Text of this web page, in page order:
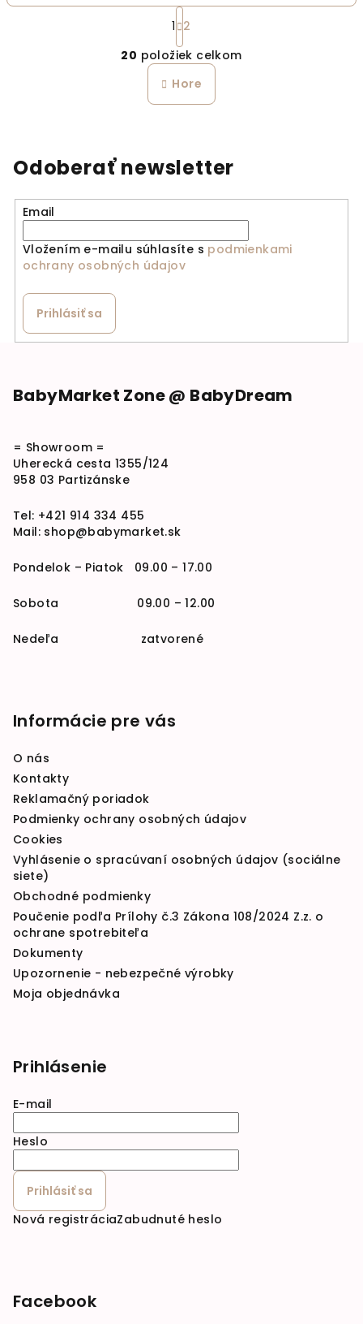
Ovládacie prvky
Stránkovanie
1 2
20 položiek celkom
Hore
Odoberať newsletter
Email
Vložením e-mailu súhlasíte s podmienkami
ochrany osobných údajov
Prihlásiť sa
BabyMarket Zone @ BabyDream
= Showroom =
Uherecká cesta 1355/124
958 03 Partizánske
Tel: +421 914 334 455
Mail: shop@babymarket.sk
Pondelok – Piatok 09.00 – 17.00
Sobota 09.00 – 12.00
Nedeľa zatvorené
Informácie pre vás
O nás
Kontakty
Reklamačný poriadok
Podmienky ochrany osobných údajov
Cookies
Vyhlásenie o spracúvaní osobných údajov (sociálne
siete)
Obchodné podmienky
Poučenie podľa Prílohy č.3 Zákona 108/2024 Z.z. o
ochrane spotrebiteľa
Dokumenty
Upozornenie - nebezpečné výrobky
Moja objednávka
Prihlásenie
E-mail
Heslo
Prihlásiť sa
Nová registráciaZabudnuté heslo
Facebook